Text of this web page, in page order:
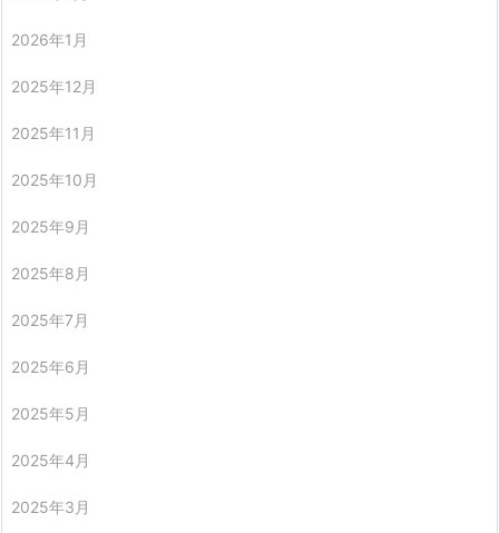
2026年1月
2025年12月
2025年11月
2025年10月
2025年9月
2025年8月
2025年7月
2025年6月
2025年5月
2025年4月
2025年3月